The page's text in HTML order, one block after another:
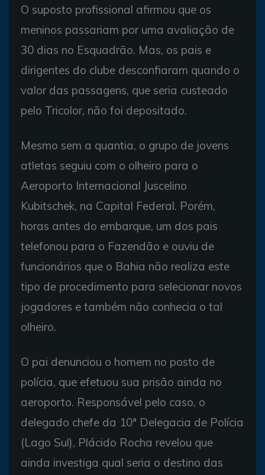
O suposto profissional afirmou que os
meninos passariam por uma avaliação de
30 dias no Esquadrão. Mas, os pais e
dirigentes do clube desconfiaram quando o
valor das passagens, que seria custeado
pelo Tricolor, não foi depositado.
Mesmo sem a quantia, o grupo de jovens
atletas seguiu com o olheiro para o
Aeroporto Internacional Juscelino
Kubitschek, na Capital Federal. Porém,
horas antes do embarque, um dos pais
telefonou para o Fazendão e ouviu de
funcionários que o Bahia não realiza este
tipo de procedimento para selecionar novos
jogadores e também não conhecia o tal
olheiro.
O pai denunciou o homem no posto de
polícia, que efetuou sua prisão ainda no
aeroporto. Responsável pelo caso, o
delegado chefe da 10ª Delegacia de Polícia
(Lago Sul), Plácido Rocha revelou que
ainda investiga qual seria o destino das